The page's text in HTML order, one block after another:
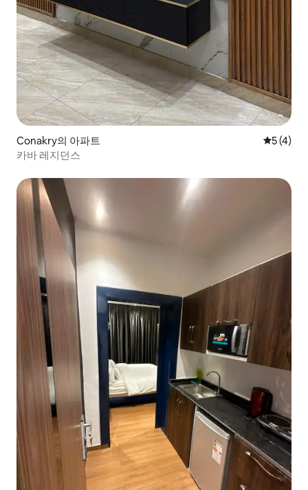
Conakry의 아파트 평점 5점
5 (4)
카바 레지던스